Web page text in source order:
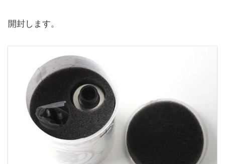
開封します。